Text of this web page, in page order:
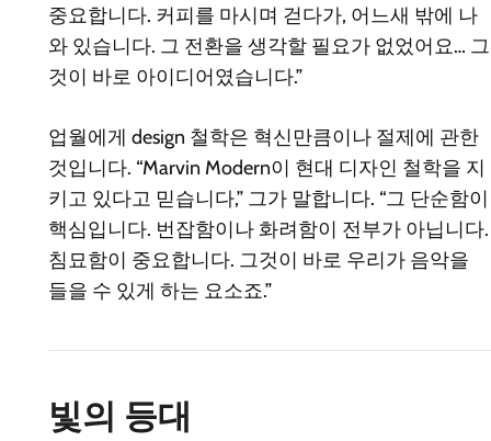
중요합니다. 커피를 마시며 걷다가, 어느새 밖에 나
와 있습니다. 그 전환을 생각할 필요가 없었어요… 그
것이 바로 아이디어였습니다.”
업월에게 design 철학은 혁신만큼이나 절제에 관한
것입니다. “Marvin Modern이 현대 디자인 철학을 지
키고 있다고 믿습니다,” 그가 말합니다. “그 단순함이
핵심입니다. 번잡함이나 화려함이 전부가 아닙니다.
침묘함이 중요합니다. 그것이 바로 우리가 음악을
들을 수 있게 하는 요소죠.”
빛의 등대